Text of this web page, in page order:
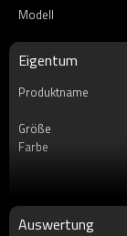
Modell
Eigentum
Produktname
Größe
Farbe
Fit
Etikett
Auswertung